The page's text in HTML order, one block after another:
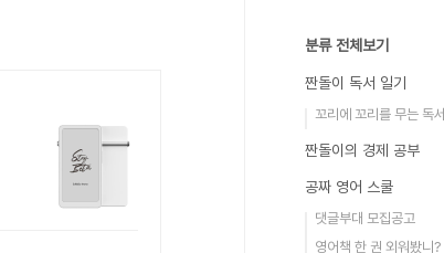
분류 전체보기
짠돌이 독서 일기
꼬리에 꼬리를 무는 독서
짠돌이의 경제 공부
공짜 영어 스쿨
댓글부대 모집공고
영어책 한 권 외워봤니?